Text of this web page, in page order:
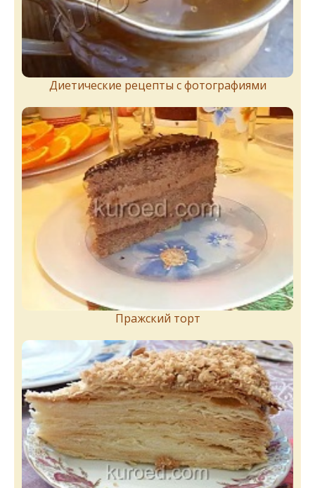
Диетические рецепты с фотографиями
Пражский торт